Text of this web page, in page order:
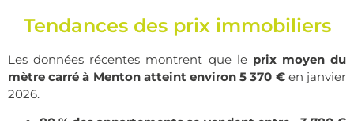
Tendances des prix immobiliers
Les données récentes montrent que le prix moyen du
mètre carré à Menton atteint environ 5 370 €en janvier
2026.